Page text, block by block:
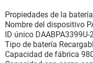
Propiedades de la
Nombre del dispositivo
ID único DAABPA3399U-
Tipo de batería
Capacidad de fábrica